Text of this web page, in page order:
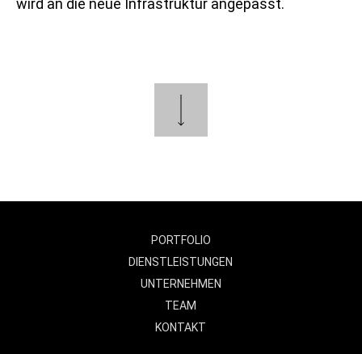
wird an die neue Infrastruktur angepasst.
PORTFOLIO
DIENSTLEISTUNGEN
UNTERNEHMEN
TEAM
KONTAKT